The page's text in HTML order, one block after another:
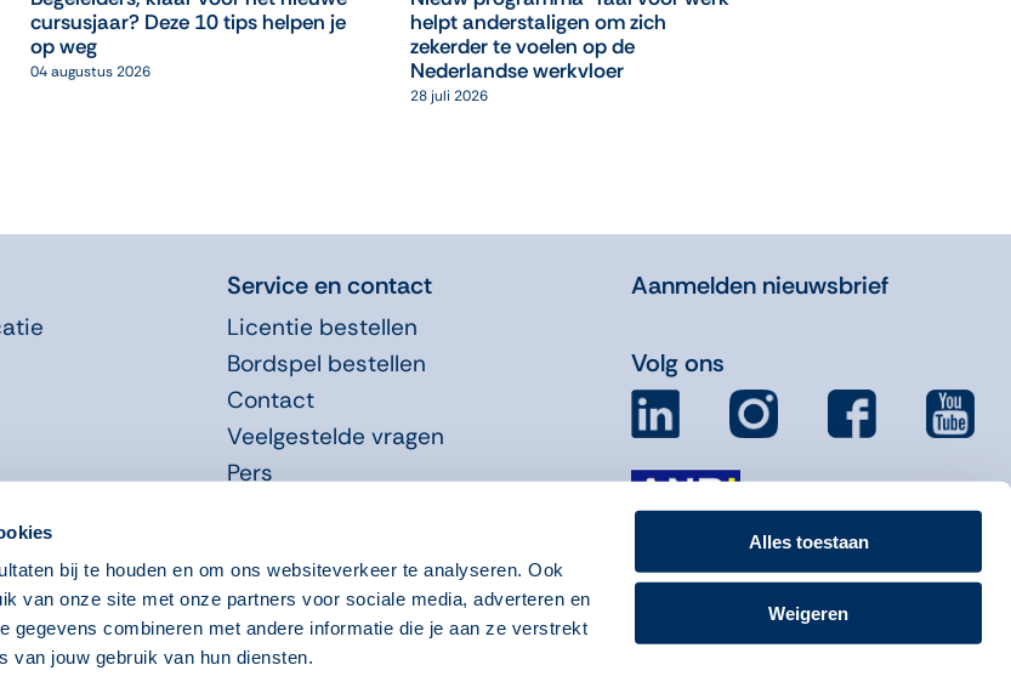
bij te houden en om ons websiteverkeer te analyseren. Ook
van onze site met onze partners voor sociale media, adverteren en
gegevens combineren met andere informatie die je aan ze verstrekt
van jouw gebruik van hun diensten.
Alles toestaan
Weigeren
cursusjaar? Deze 10 tips helpen je
op weg
04 augustus 2026
helpt anderstaligen om zich
zekerder te voelen op de
Nederlandse werkvloer
28 juli 2026
Service en contact
Licentie bestellen
Bordspel bestellen
Contact
Veelgestelde vragen
Pers
Aanmelden nieuwsbrief
Volg ons